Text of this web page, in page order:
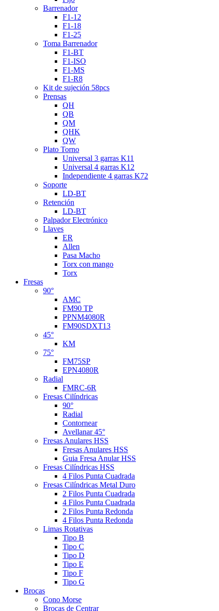
Barrenador
F1-12
F1-18
F1-25
Toma Barrenador
F1-BT
F1-ISO
F1-MS
F1-R8
Kit de sujeción 58pcs
Prensas
QH
QB
QM
QHK
QW
Plato Torno
Universal 3 garras K11
Universal 4 garras K12
Independiente 4 garras K72
Soporte
LD-BT
Retención
LD-BT
Palpador Electrónico
Llaves
ER
Allen
Pasa Macho
Torx con mango
Torx
Fresas
90°
AMC
FM90 TP
PPNM4080R
FM90SDXT13
45°
KM
75°
FM75SP
EPN4080R
Radial
FMRC-6R
Fresas Cilíndricas
90°
Radial
Contornear
Avellanar 45°
Fresas Anulares HSS
Fresas Anulares HSS
Guia Fresa Anular HSS
Fresas Cilíndricas HSS
4 Filos Punta Cuadrada
Fresas Cilíndricas Metal Duro
2 Filos Punta Cuadrada
4 Filos Punta Cuadrada
2 Filos Punta Redonda
4 Filos Punta Redonda
Limas Rotativas
Tipo B
Tipo C
Tipo D
Tipo E
Tipo F
Tipo G
Brocas
Cono Morse
Brocas de Centrar